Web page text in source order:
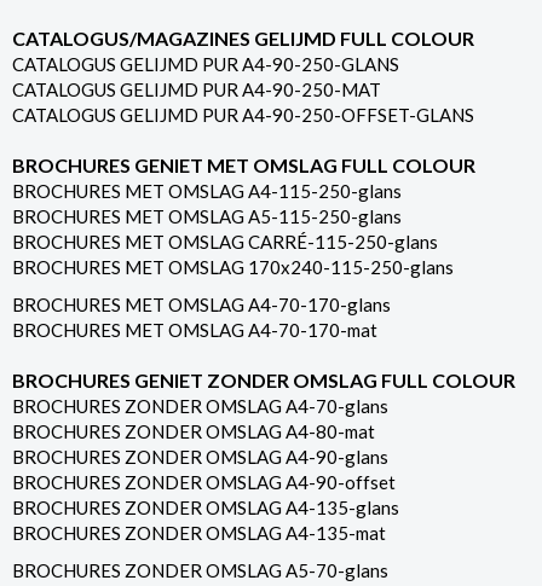
CATALOGUS/MAGAZINES GELIJMD FULL COLOUR
CATALOGUS GELIJMD PUR A4-90-250-GLANS
CATALOGUS GELIJMD PUR A4-90-250-MAT
CATALOGUS GELIJMD PUR A4-90-250-OFFSET-GLANS
BROCHURES GENIET MET OMSLAG FULL COLOUR
BROCHURES MET OMSLAG A4-115-250-glans
BROCHURES MET OMSLAG A5-115-250-glans
BROCHURES MET OMSLAG CARRÉ-115-250-glans
BROCHURES MET OMSLAG 170x240-115-250-glans
BROCHURES MET OMSLAG A4-70-170-glans
BROCHURES MET OMSLAG A4-70-170-mat
BROCHURES GENIET ZONDER OMSLAG FULL COLOUR
BROCHURES ZONDER OMSLAG A4-70-glans
BROCHURES ZONDER OMSLAG A4-80-mat
BROCHURES ZONDER OMSLAG A4-90-glans
BROCHURES ZONDER OMSLAG A4-90-offset
BROCHURES ZONDER OMSLAG A4-135-glans
BROCHURES ZONDER OMSLAG A4-135-mat
BROCHURES ZONDER OMSLAG A5-70-glans